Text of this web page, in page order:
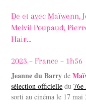
De et avec Maïwenn,
Melvil Poupaud,
Hair…
2023 – France – 1h56
Jeanne du Barry de
sélection officielle du76e
sorti au cinéma le 17 mai